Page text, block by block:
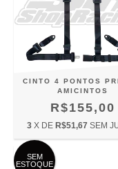
CINTO 4 PONTOS
AMICINTOS
R$155,00
3 X DE R$51,67 SEM
SEM
ESTOQUE